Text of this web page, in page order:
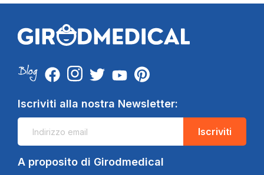
Iscriviti alla nostra Newsletter:
Iscriviti
A proposito di Girodmedical